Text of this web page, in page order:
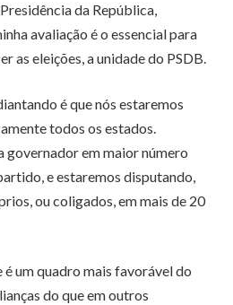
da República,
avaliação é o essencial para
as eleições, a unidade do PSDB.
é que nós estaremos
todos os estados.
governador em maior número
e estaremos disputando,
ou coligados, em mais de 20
um quadro mais favorável do
do que em outros